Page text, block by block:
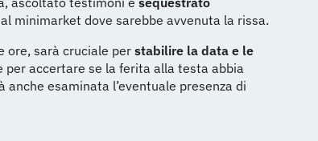
minimarket dove sarebbe avvenuta la rissa.
ore, sarà cruciale perstabilire la data e le
accertare se la ferita alla testa abbia
anche esaminata l’eventuale presenza di